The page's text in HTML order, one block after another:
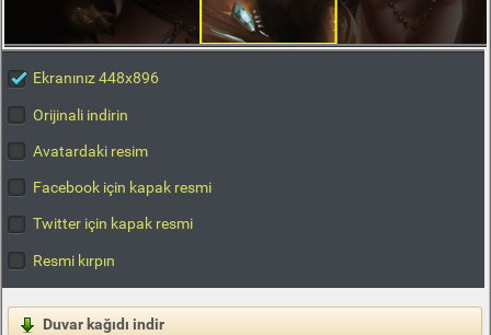
Ekranınız 448x896
Orijinali indirin
Avatardaki resim
Facebook için kapak resmi
Twitter için kapak resmi
Resmi kırpın
Duvar kağıdı indir